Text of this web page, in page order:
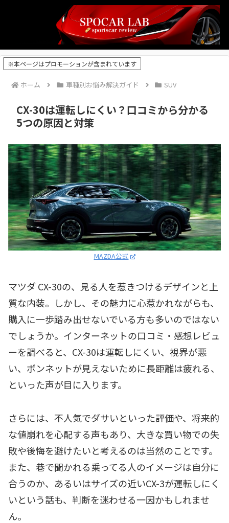
※本ページはプロモーションが含まれています
ホーム 車種別お悩み解決ガイド SUV
CX-30は運転しにくい？口コミから分かる
5つの原因と対策
MAZDA公式
マツダ CX-30の、見る人を惹きつけるデザインと上
質な内装。しかし、その魅力に心惹かれながらも、
購入に一歩踏み出せないでいる方も多いのではない
でしょうか。インターネットの口コミ・感想レビュ
ーを調べると、CX-30は運転しにくい、視界が悪
い、ボンネットが見えないために長距離は疲れる、
といった声が目に入ります。
さらには、不人気でダサいといった評価や、将来的
な値崩れを心配する声もあり、大きな買い物での失
敗や後悔を避けたいと考えるのは当然のことです。
また、巷で聞かれる乗ってる人のイメージは自分に
合うのか、あるいはサイズの近いCX-3が運転しにく
いという話も、判断を迷わせる一因かもしれませ
ん。